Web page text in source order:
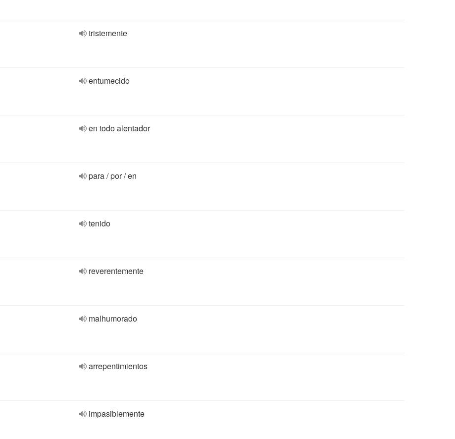
tristemente
entumecido
en todo alentador
para / por / en
tenido
reverentemente
malhumorado
arrepentimientos
impasiblemente